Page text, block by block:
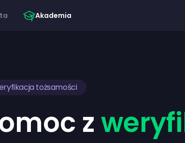
Akademia
tożsamości
z